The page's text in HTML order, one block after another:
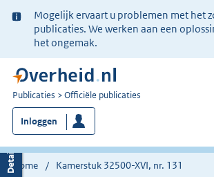
Ter
informatie:
Mogelijk ervaart u problemen met het
publicaties. We werken aan een
het ongemak.
U
bent
nu
hier:
Publicaties Officiële publicaties
Inloggen
Home Kamerstuk 32500-XVI, nr. 131